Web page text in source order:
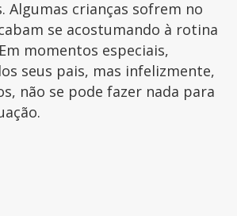
Algumas crianças sofrem no
se acostumando à rotina
momentos especiais,
seus pais, mas infelizmente,
não se pode fazer nada para